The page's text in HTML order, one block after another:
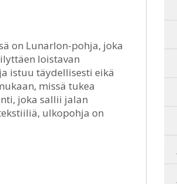
on Lunarlon-pohja, joka
loistavan
istuu täydellisesti eikä
missä tukea
joka sallii jalan
ulkopohja on